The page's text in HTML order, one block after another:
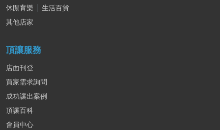
休閒育樂
生活百貨
其他店家
頂讓服務
店面刊登
買家需求詢問
成功讓出案例
頂讓百科
會員中心